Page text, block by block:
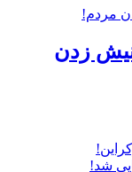
نیش زدن